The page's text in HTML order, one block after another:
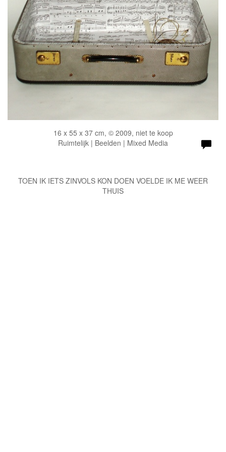
16 x 55 x 37 cm, © 2009, niet te koop
Ruimtelijk | Beelden | Mixed Media
TOEN IK IETS ZINVOLS KON DOEN VOELDE IK ME WEER
THUIS